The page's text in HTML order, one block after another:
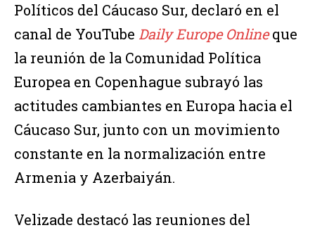
Políticos del Cáucaso Sur, declaró en el
canal de YouTube Daily Europe Onlineque
la reunión de la Comunidad Política
Europea en Copenhague subrayó las
actitudes cambiantes en Europa hacia el
Cáucaso Sur, junto con un movimiento
constante en la normalización entre
Armenia y Azerbaiyán.
Velizade destacó las reuniones del